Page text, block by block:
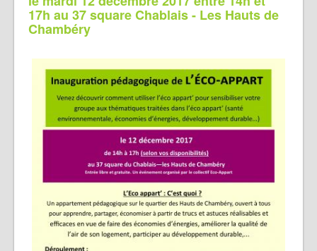
17h au 37 square Chablais - Les Hauts de
Chambéry